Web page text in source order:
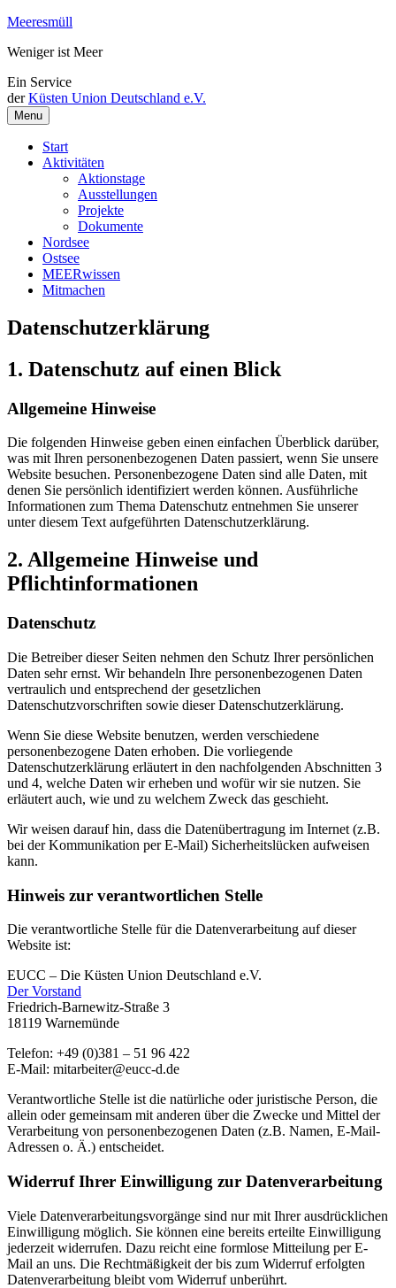
Weiter
Inhalt
Meeresmüll
Weniger ist Meer
Ein Service
derKüsten Union Deutschland e.V.
Menu
Start
Aktivitäten
Aktionstage
Ausstellungen
Projekte
Dokumente
Nordsee
Ostsee
MEERwissen
Mitmachen
Datenschutzerklärung
1. Datenschutz auf einen Blick
Allgemeine Hinweise
Die folgenden Hinweise geben einen einfachen Überblick darüber,
was mit Ihren personenbezogenen Daten passiert, wenn Sie unsere
Website besuchen. Personenbezogene Daten sind alle Daten, mit
denen Sie persönlich identifiziert werden können. Ausführliche
Informationen zum Thema Datenschutz entnehmen Sie unserer
unter diesem Text aufgeführten Datenschutzerklärung.
2. Allgemeine Hinweise und
Pflichtinformationen
Datenschutz
Die Betreiber dieser Seiten nehmen den Schutz Ihrer persönlichen
Daten sehr ernst. Wir behandeln Ihre personenbezogenen Daten
vertraulich und entsprechend der gesetzlichen
Datenschutzvorschriften sowie dieser Datenschutzerklärung.
Wenn Sie diese Website benutzen, werden verschiedene
personenbezogene Daten erhoben. Die vorliegende
Datenschutzerklärung erläutert in den nachfolgenden Abschnitten 3
und 4, welche Daten wir erheben und wofür wir sie nutzen. Sie
erläutert auch, wie und zu welchem Zweck das geschieht.
Wir weisen darauf hin, dass die Datenübertragung im Internet (z.B.
bei der Kommunikation per E-Mail) Sicherheitslücken aufweisen
kann.
Hinweis zur verantwortlichen Stelle
Die verantwortliche Stelle für die Datenverarbeitung auf dieser
Website ist:
EUCC – Die Küsten Union Deutschland e.V.
Der Vorstand
Friedrich-Barnewitz-Straße 3
18119 Warnemünde
Telefon: +49 (0)381 – 51 96 422
E-Mail: mitarbeiter@eucc-d.de
Verantwortliche Stelle ist die natürliche oder juristische Person, die
allein oder gemeinsam mit anderen über die Zwecke und Mittel der
Verarbeitung von personenbezogenen Daten (z.B. Namen, E-Mail-
Adressen o. Ä.) entscheidet.
Widerruf Ihrer Einwilligung zur Datenverarbeitung
Viele Datenverarbeitungsvorgänge sind nur mit Ihrer ausdrücklichen
Einwilligung möglich. Sie können eine bereits erteilte Einwilligung
jederzeit widerrufen. Dazu reicht eine formlose Mitteilung per E-
Mail an uns. Die Rechtmäßigkeit der bis zum Widerruf erfolgten
Datenverarbeitung bleibt vom Widerruf unberührt.